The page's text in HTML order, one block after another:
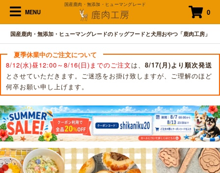
MENU
国産鹿肉・無添加・ヒューマングレード
0
国産鹿肉・無添加・ヒューマングレードのドッグフードと犬用おやつ「鹿肉工房」
夏季休業中のご注文について
8/12(水)昼12:00～8/16(日)までのご注文は、 8/17(月)より順次発送
とさせていただきます。ご迷惑をお掛け致しますが、ご理解のほど
何卒お願い申し上げます。